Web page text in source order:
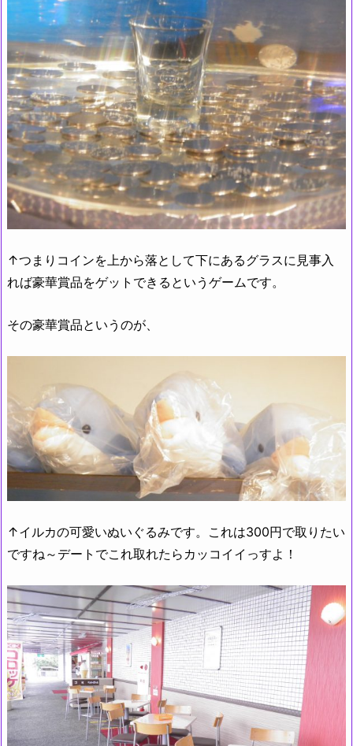
↑つまりコインを上から落として下にあるグラスに見事入
れば豪華賞品をゲットできるというゲームです。
その豪華賞品というのが、
↑イルカの可愛いぬいぐるみです。これは300円で取りたい
ですね～デートでこれ取れたらカッコイイっすよ！